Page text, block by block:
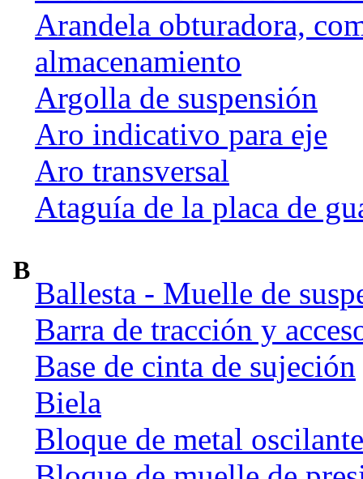
Arandela obturadora,
almacenamiento
Argolla de suspensión
Aro indicativo para eje
Aro transversal
Ataguía de la placa de
B
Ballesta - Muelle de
Barra de tracción y
Base de cinta de sujeción
Biela
Bloque de metal oscilante